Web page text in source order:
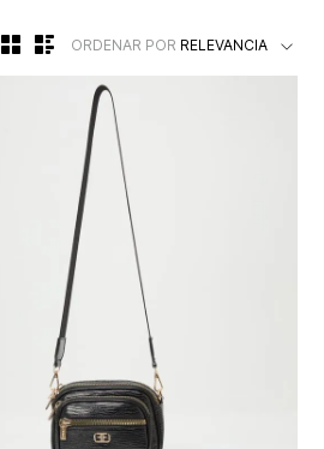
ORDENAR POR RELEVANCIA